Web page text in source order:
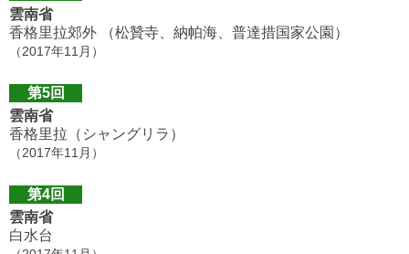
雲南省
香格里拉郊外 （松贊寺、納帕海、普達措国家公園）
（2017年11月）
第5回
雲南省
香格里拉（シャングリラ）
（2017年11月）
第4回
雲南省
白水台